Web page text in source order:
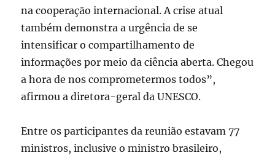
na cooperação internacional. A crise atual
também demonstra a urgência de se
intensificar o compartilhamento de
informações por meio da ciência aberta. Chegou
a hora de nos comprometermos todos”,
afirmou a diretora-geral da UNESCO.
Entre os participantes da reunião estavam 77
ministros, inclusive o ministro brasileiro,